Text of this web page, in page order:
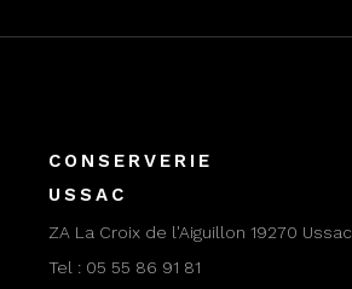
CONSERVERIE
USSAC
ZA La Croix de l'Aiguillon 19270 Ussac
Tel : 05 55 86 91 81